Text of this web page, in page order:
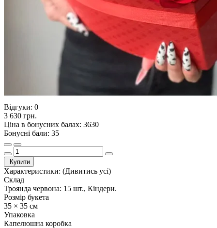
Відгуки: 0
3 630 грн.
Ціна в бонусних балах: 3630
Бонусні бали: 35
Купити
Характеристики: (Дивитись усі)
Склад
Троянда червона: 15 шт., Кіндери.
Розмір букета
35 × 35 см
Упаковка
Капелюшна коробка